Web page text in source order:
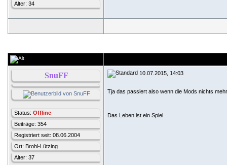
Alter: 34
SnuFF
Status: Offline
Beiträge: 354
Registriert seit: 08.06.2004
Ort: Brohl-Lützing
Alter: 37
10.07.2015, 14:03
Tja das passiert also wenn die Mods nichts
Das Leben ist ein Spiel